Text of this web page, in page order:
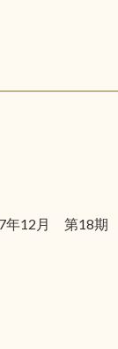
年12月 第18